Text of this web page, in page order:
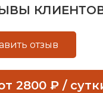
отзыв
2800₽ /